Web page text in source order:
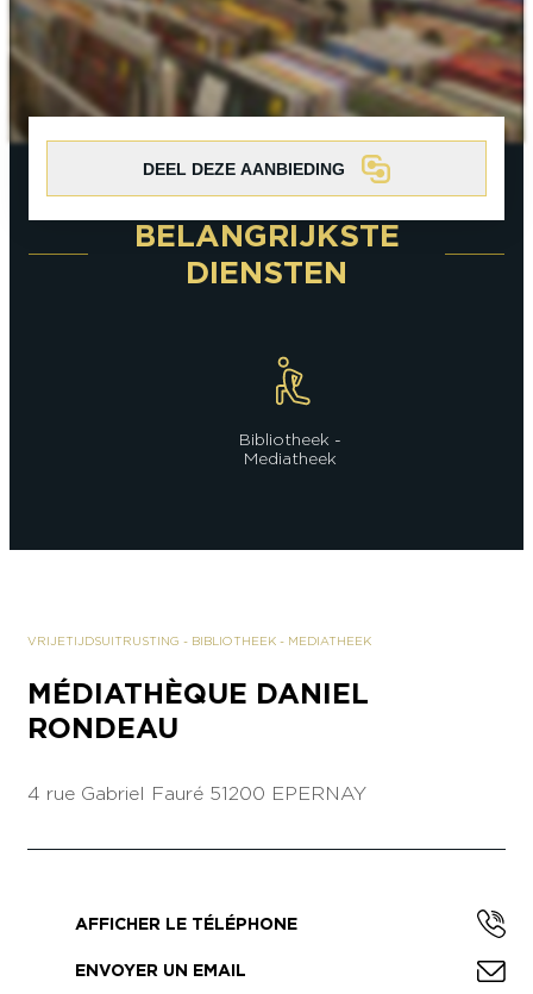
ACTIVITEITEN ROND DE ONTDEKKING
VAN CHAMPAGNE
IK BEN EEN...
Levensgenieter
Koppel Solo Levensgenieter Met de familie In een groep
Levensgenieter Met de familie In een groep
DEEL DEZE AANBIEDING
BELANGRIJKSTE
DIENSTEN
Bibliotheek -
Mediatheek
VRIJETIJDSUITRUSTING - BIBLIOTHEEK - MEDIATHEEK
MÉDIATHÈQUE DANIEL
RONDEAU
4 rue Gabriel Fauré 51200 EPERNAY
AFFICHER LE TÉLÉPHONE
ENVOYER UN EMAIL